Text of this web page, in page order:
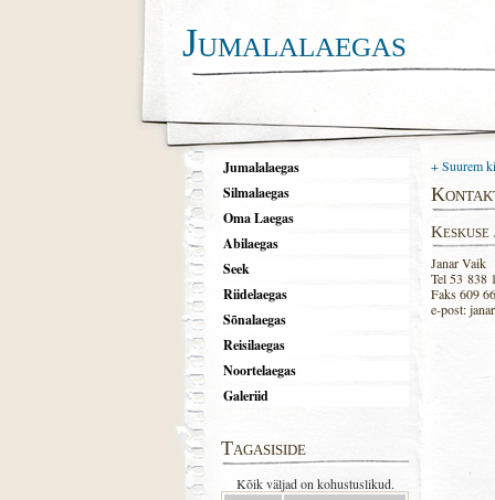
Jumalalaegas
+ Suurem
Janar Vaik
Tel 53 838
Faks 609
e-post:
Jumalalaegas
Silmalaegas
Oma Laegas
Abilaegas
Seek
Riidelaegas
Sõnalaegas
Reisilaegas
Noortelaegas
Galeriid
Tagasiside
Kõik väljad on kohustuslikud.